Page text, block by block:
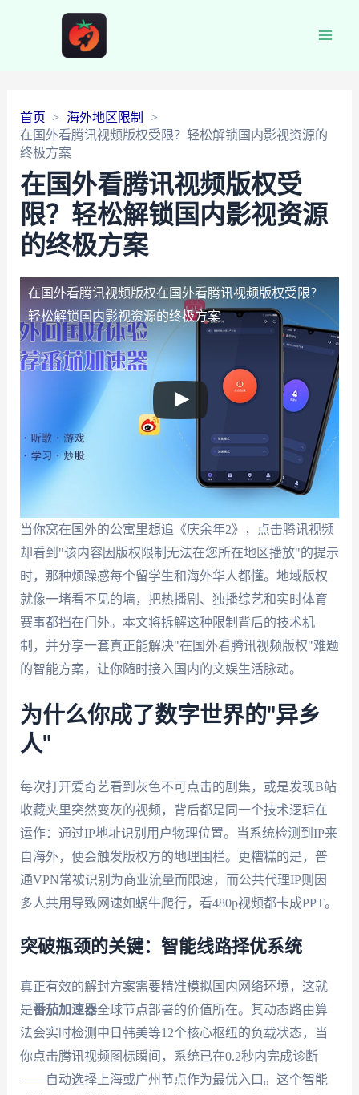
首页
海外地区限制
在国外看腾讯视频版权受限？轻松解锁国内影视资源的
终极方案
在国外看腾讯视频版权受
限？轻松解锁国内影视资源
的终极方案
在国外看腾讯视频版权在国外看腾讯视频版权受限？
轻松解锁国内影视资源的终极方案
当你窝在国外的公寓里想追《庆余年2》，点击腾讯视频
却看到"该内容因版权限制无法在您所在地区播放"的提示
时，那种烦躁感每个留学生和海外华人都懂。地域版权
就像一堵看不见的墙，把热播剧、独播综艺和实时体育
赛事都挡在门外。本文将拆解这种限制背后的技术机
制，并分享一套真正能解决"在国外看腾讯视频版权"难题
的智能方案，让你随时接入国内的文娱生活脉动。
为什么你成了数字世界的"异乡
人"
每次打开爱奇艺看到灰色不可点击的剧集，或是发现B站
收藏夹里突然变灰的视频，背后都是同一个技术逻辑在
运作：通过IP地址识别用户物理位置。当系统检测到IP来
自海外，便会触发版权方的地理围栏。更糟糕的是，普
通VPN常被识别为商业流量而限速，而公共代理IP则因
多人共用导致网速如蜗牛爬行，看480p视频都卡成PPT。
突破瓶颈的关键：智能线路择优系统
真正有效的解封方案需要精准模拟国内网络环境，这就
是番茄加速器全球节点部署的价值所在。其动态路由算
法会实时检测中日韩美等12个核心枢纽的负载状态，当
你点击腾讯视频图标瞬间，系统已在0.2秒内完成诊断
——自动选择上海或广州节点作为最优入口。这个智能